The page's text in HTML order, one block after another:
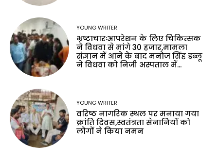
YOUNG WRITER
भ्रष्टाचारःआपरेशन के लिए चिकित्सक
ने विधवा से मांगे 30 हजार,मामला
संज्ञान में आने के बाद मनोज सिंह डब्लू
ने विधवा को निजी अस्पताल में...
YOUNG WRITER
वरिष्ठ नागरिक स्थल पर मनाया गया
क्रांति दिवस,स्वतंत्रता सेनानियों को
लोगों ने किया नमन